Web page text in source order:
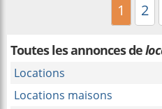
1 2
Toutes les annonces de
Locations
Locations maisons